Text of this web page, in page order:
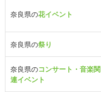
奈良県の花イベント
奈良県の祭り
奈良県のコンサート・音楽関
連イベント